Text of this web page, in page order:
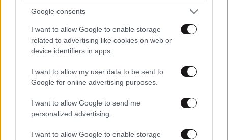
Google consents
I want to allow Google to enable storage
related to advertising like cookies on web or
device identifiers in apps.
I want to allow my user data to be sent to
Google for online advertising purposes.
I want to allow Google to send me
personalized advertising.
I want to allow Google to enable storage